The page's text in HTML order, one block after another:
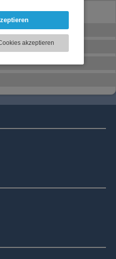
anbieten zu
ggf.
unserer
und Analysen
bereitgestellt haben
Ihrer Nutzung der
akzeptieren